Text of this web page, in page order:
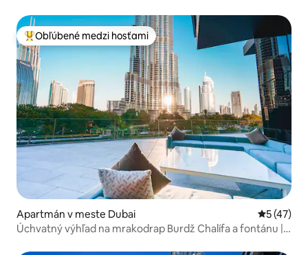
Najobľúbenejšie medzi hosťami
Obľúbené medzi hosťami
Apartmán v meste Dubai
5 (47)
Úchvatný výhľad na mrakodrap Burdž Chalífa a fontánu |